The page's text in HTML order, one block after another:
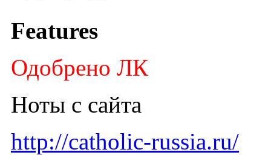
Features
Одобрено ЛК
Ноты с сайта
http://catholic-russia.ru/